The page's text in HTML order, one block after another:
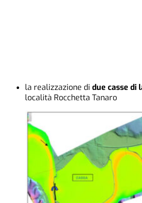
la realizzazione didue casse di
località Rocchetta Tanaro